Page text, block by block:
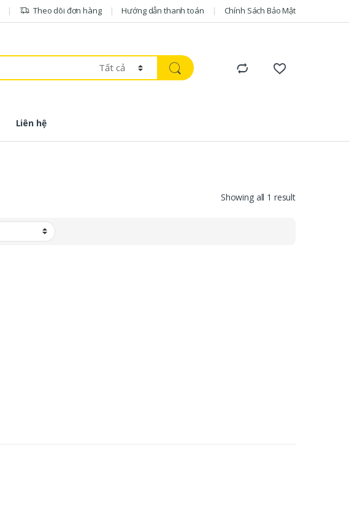
Theo dõi đơn hàng Hướng dẫn thanh toán Chính Sách Bảo Mật
Liên hệ
Showing all 1 result